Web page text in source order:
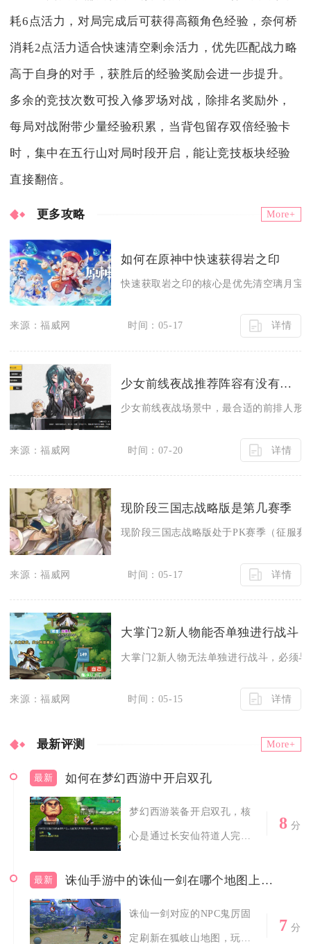
耗6点活力，对局完成后可获得高额角色经验，奈何桥
消耗2点活力适合快速清空剩余活力，优先匹配战力略
高于自身的对手，获胜后的经验奖励会进一步提升。
多余的竞技次数可投入修罗场对战，除排名奖励外，
每局对战附带少量经验积累，当背包留存双倍经验卡
时，集中在五行山对局时段开启，能让竞技板块经验
直接翻倍。
更多攻略 More+
如何在原神中快速获得岩之印
快速获取岩之印的核心是优先清空璃月宝
来源：福威网 时间：05-17 详情
少女前线夜战推荐阵容有没有适合前排的人形
少女前线夜战场景中，最合适的前排人形
来源：福威网 时间：07-20 详情
现阶段三国志战略版是第几赛季
现阶段三国志战略版处于PK赛季（征服
来源：福威网 时间：05-17 详情
大掌门2新人物能否单独进行战斗
大掌门2新人物无法单独进行战斗，必须
来源：福威网 时间：05-15 详情
最新评测 More+
最新 如何在梦幻西游中开启双孔
梦幻西游装备开启双孔，核
心是通过长安仙符道人完成
8 分
最新 诛仙手游中的诛仙一剑在哪个地图上可以获得
诛仙一剑对应的NPC鬼厉固
定刷新在狐岐山地图，玩家
7 分